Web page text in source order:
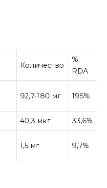
Количество
%
RDA
92,7-180 мг 195%
40,3 мкг 33,6%
1,5 мг 9,7%